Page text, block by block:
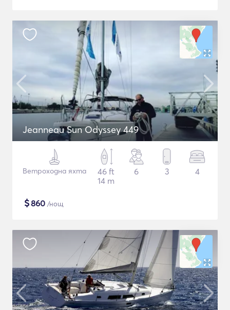
Jeanneau Sun Odyssey 449
Ветроходна яхта
46 ft
14 m
6 3 4
$860 /нощ